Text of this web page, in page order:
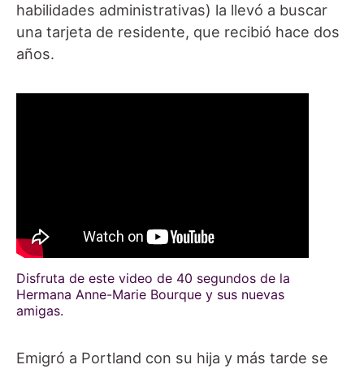
habilidades administrativas) la llevó a buscar
una tarjeta de residente, que recibió hace dos
años.
Disfruta de este video de 40 segundos de la
Hermana Anne-Marie Bourque y sus nuevas
amigas.
Emigró a Portland con su hija y más tarde se